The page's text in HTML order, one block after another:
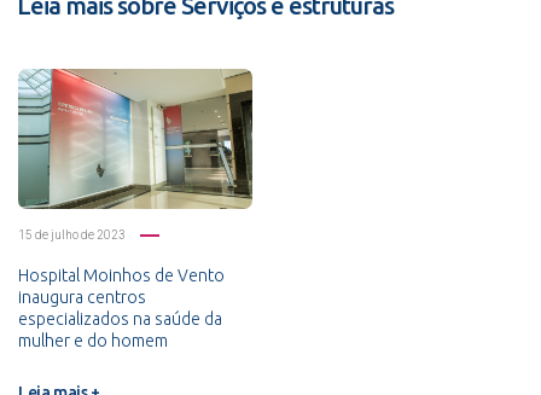
15 de julho de 2023
Hospital Moinhos de Vento
inaugura centros
especializados na saúde da
mulher e do homem